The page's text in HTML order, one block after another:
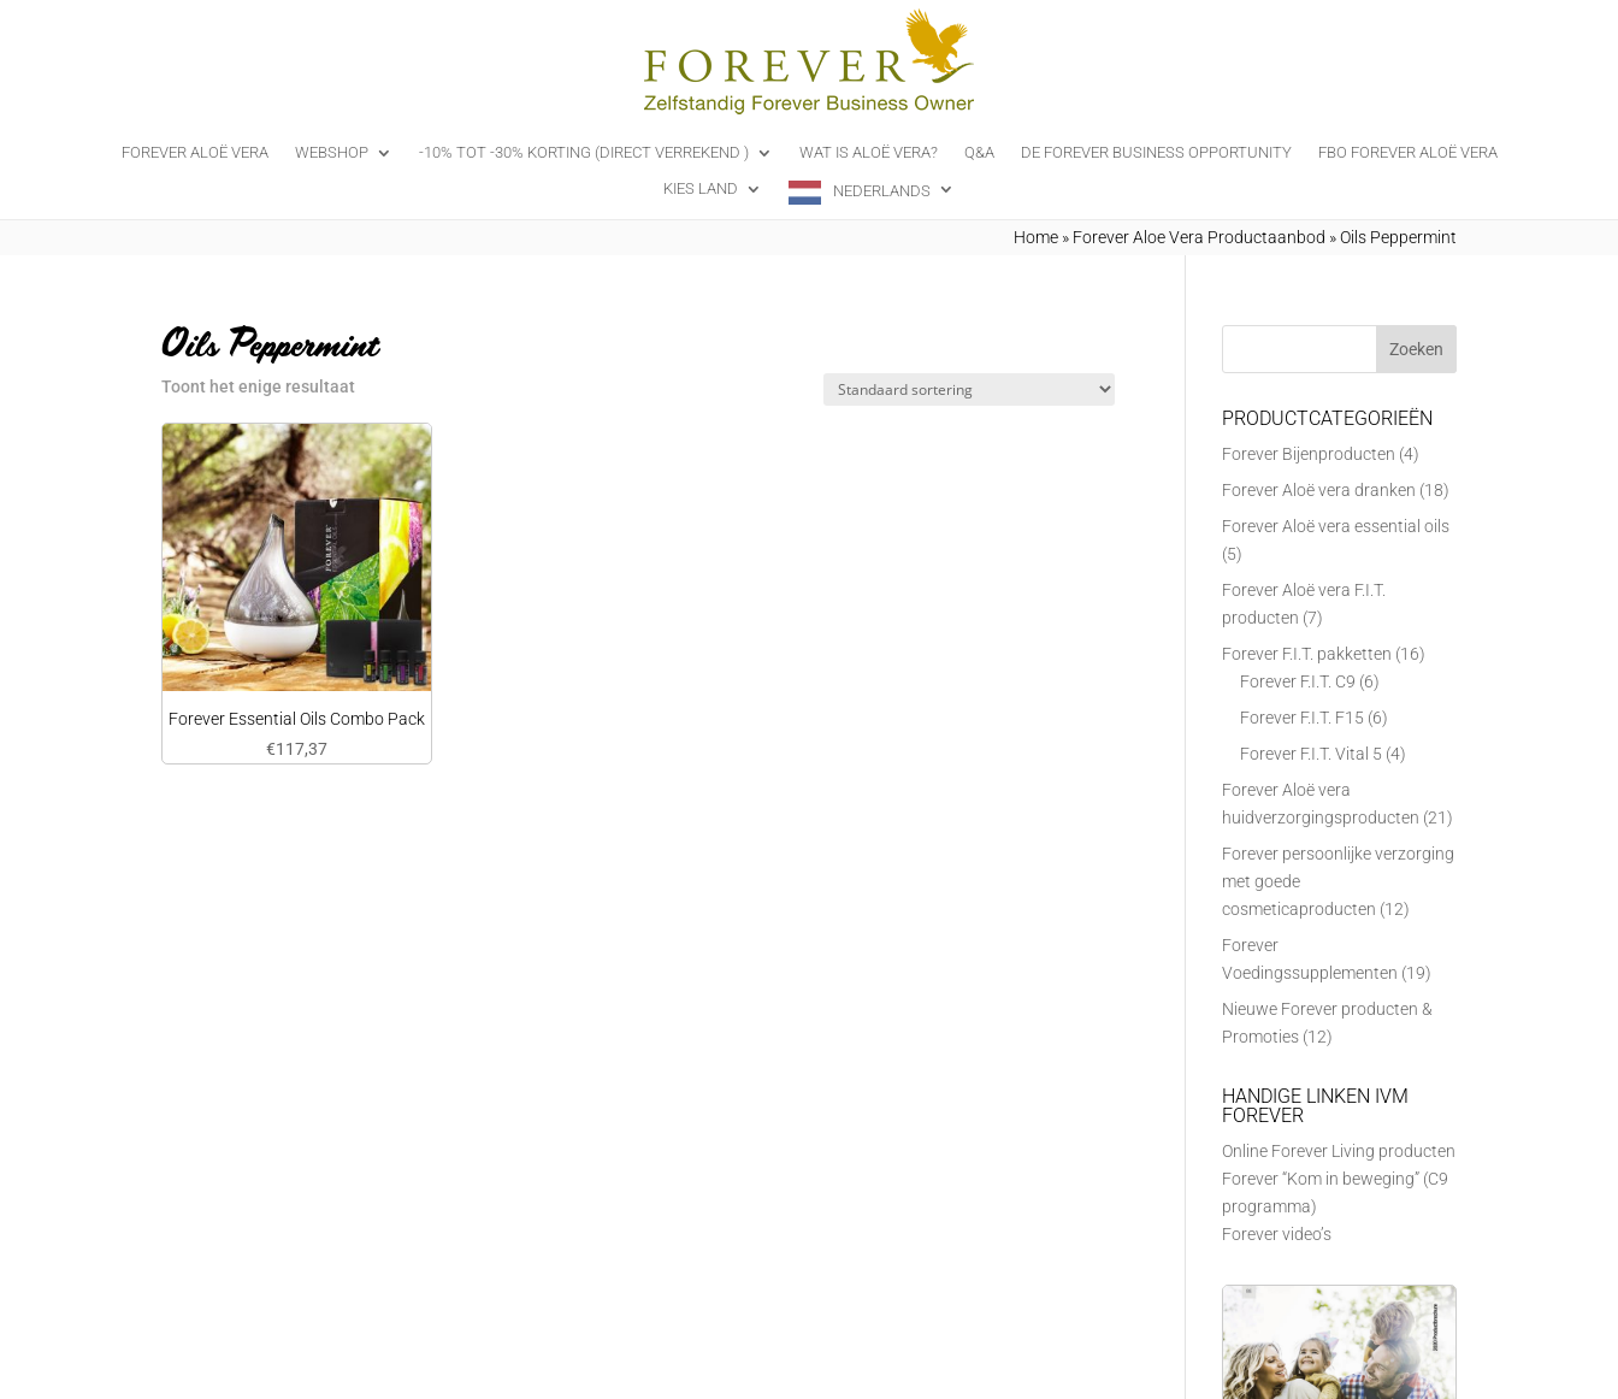
FOREVER ALOË VERA WEBSHOP -10% TOT -30% KORTING (DIRECT VERREKEND ) WAT IS ALOË VERA? Q&A DE FOREVER BUSINESS OPPORTUNITY
FBO FOREVER ALOË VERA
KIES LAND
NEDERLANDS
Home» Forever Aloe Vera Productaanbod »Oils Peppermint
Oils Peppermint
Toont het enige resultaat
Forever Essential Oils Combo Pack
€117,37
PRODUCTCATEGORIEËN
Forever Bijenproducten (4)
Forever Aloë vera dranken (18)
Forever Aloë vera essential oils
(5)
Forever Aloë vera F.I.T.
producten (7)
Forever F.I.T. pakketten (16)
Forever F.I.T. C9 (6)
Forever F.I.T. F15 (6)
Forever F.I.T. Vital 5 (4)
Forever Aloë vera
huidverzorgingsproducten (21)
Forever persoonlijke verzorging
met goede
cosmeticaproducten (12)
Forever
Voedingssupplementen (19)
Nieuwe Forever producten &
Promoties (12)
HANDIGE LINKEN IVM
FOREVER
Online Forever Living producten
Forever “Kom in beweging” (C9
programma)
Forever video’s